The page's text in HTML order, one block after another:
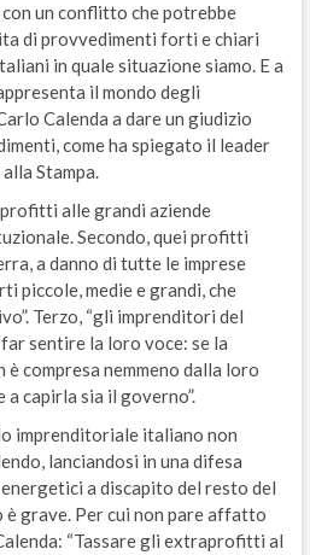
un conflitto che potrebbe
di provvedimenti forti e chiari
in quale situazione siamo. E a
il mondo degli
Calenda a dare un giudizio
come ha spiegato il leader
Stampa.
alle grandi aziende
Secondo, quei profitti
a danno di tutte le imprese
piccole, medie e grandi, che
Terzo, “gli imprenditori del
sentire la loro voce: se la
compresa nemmeno dalla loro
capirla sia il governo”.
imprenditoriale italiano non
lanciandosi in una difesa
a discapito del resto del
grave. Per cui non pare affatto
“Tassare gli extraprofitti al